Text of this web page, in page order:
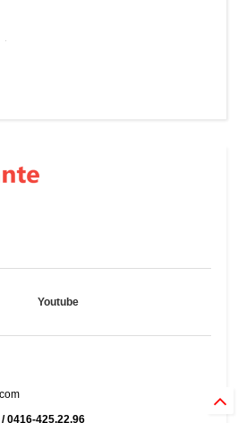
Youtube
0416-425.22.96